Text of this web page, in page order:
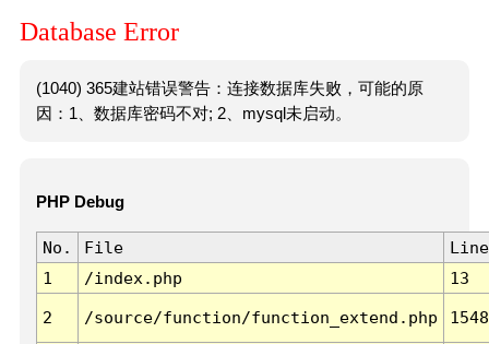
Database Error
(1040) 365建站错误警告：连接数据库失败，可能的原
因：1、数据库密码不对; 2、mysql未启动。
PHP Debug
No. File
Line
1
/index.php 13
2 /source/function/function_extend.php 1548